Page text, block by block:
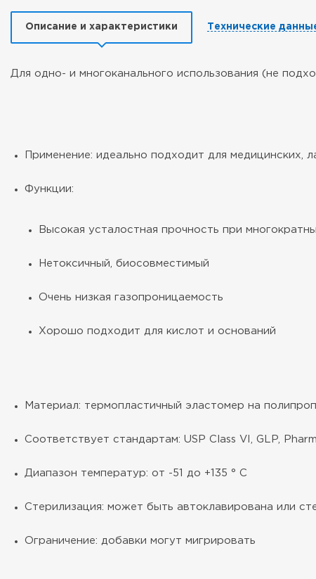
Описание и характеристики Технические
Для одно- и многоканального использования (не
Применение: идеально подходит для медицинских,
Функции:
Высокая усталостная прочность при
Нетоксичный, биосовместимый
Очень низкая газопроницаемость
Хорошо подходит для кислот и оснований
Материал: термопластичный эластомер на
Соответствует стандартам: USP Class VI, GLP,
Диапазон температур: от -51 до +135 ° C
Стерилизация: может быть автоклавирована или
Ограничение: добавки могут мигрировать